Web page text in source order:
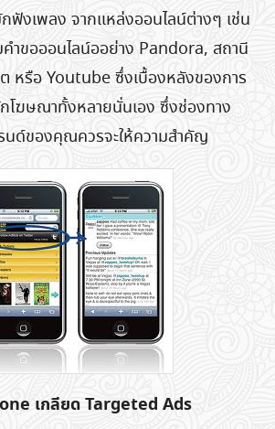
งเพลง จากแหล่งออนไลน์ต่างๆ เช่น
ำขอออนไลน์ออย่าง Pandora, สถานี
หรือ Youtube ซึ่งเบื้องหลังของการ
โฆษณาทั้งหลายนั่นเอง ซึ่งช่องทาง
นด์ของคุณควรจะให้ความสำคัญ
เกลียด Targeted Ads